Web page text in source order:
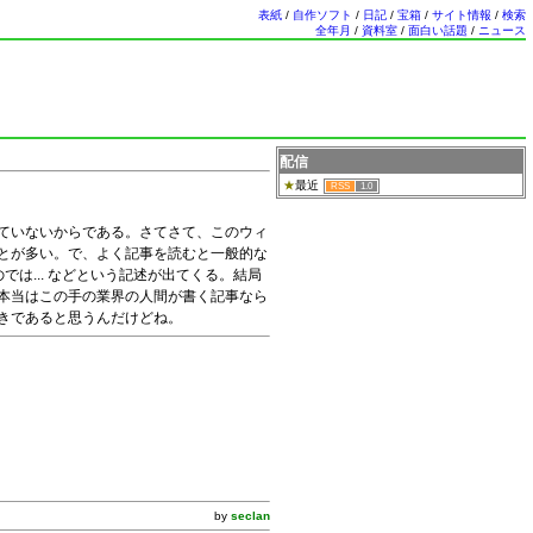
表紙 / 自作ソフト / 日記 / 宝箱 / サイト情報 / 検索
全年月 / 資料室 / 面白い話題 / ニュース
ないからである。さてさて、このウィ
が多い。で、よく記事を読むと一般的な
は... などという記述が出てくる。結局
当はこの手の業界の人間が書く記事なら
あると思うんだけどね。
by seclan
配信
最近 RSS 1.0